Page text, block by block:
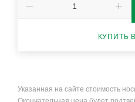
КУПИТЬ
Указанная на сайте стоимость